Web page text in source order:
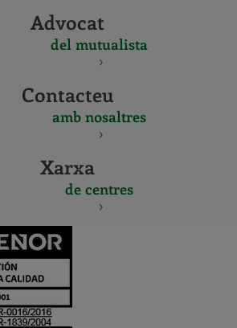
Advocat
del mutualista
Contacteu
amb nosaltres
Xarxa
de centres